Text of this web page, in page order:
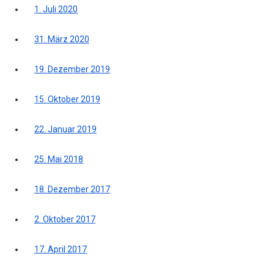
1. Juli 2020
31. März 2020
19. Dezember 2019
15. Oktober 2019
22. Januar 2019
25. Mai 2018
18. Dezember 2017
2. Oktober 2017
17. April 2017